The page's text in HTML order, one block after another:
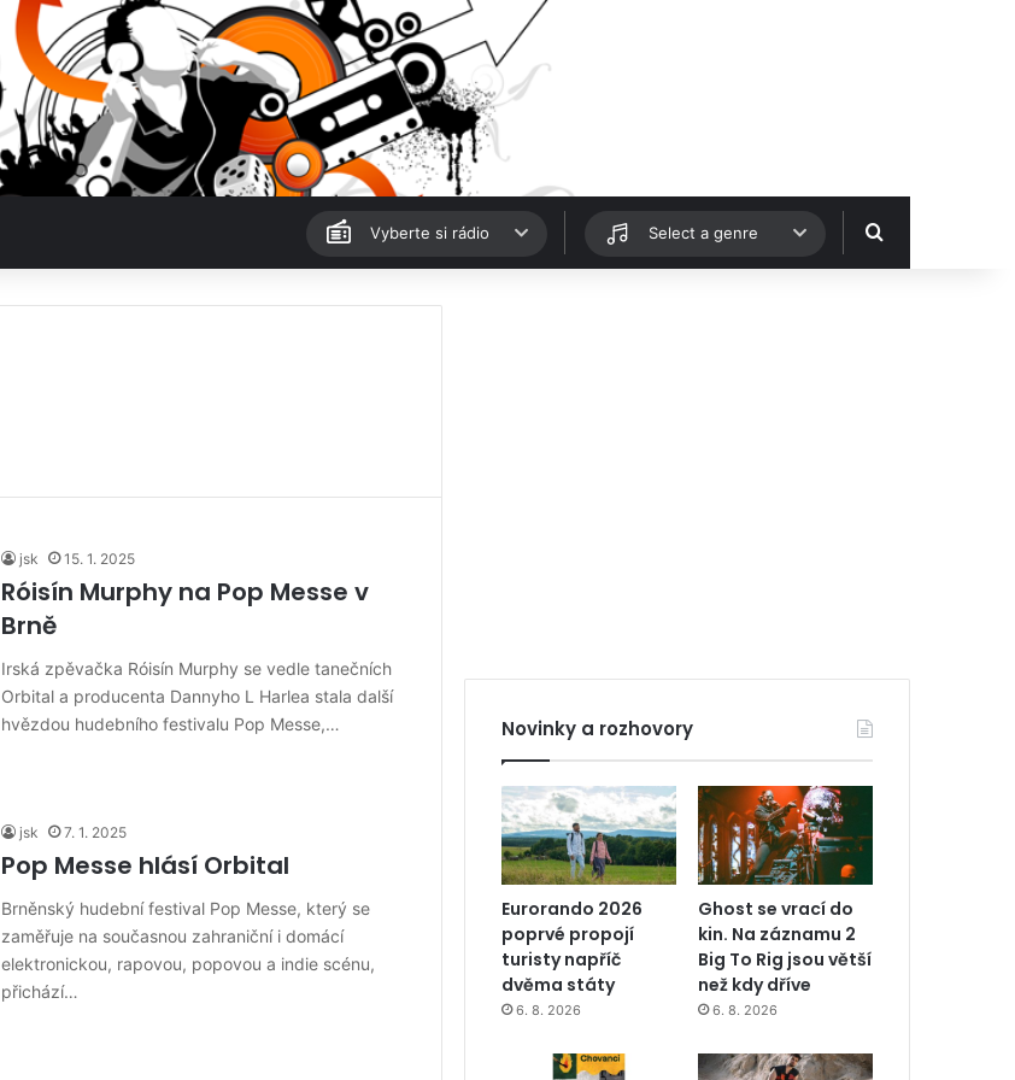
Vyberte si rádio Select a genre Hledat
jsk 15. 1. 2025
Róisín Murphy na Pop Messe v
Brně
Irská zpěvačka Róisín Murphy se vedle tanečních
Orbital a producenta Dannyho L Harlea stala další
hvězdou hudebního festivalu Pop Messe,…
jsk 7. 1. 2025
Pop Messe hlásí Orbital
Brněnský hudební festival Pop Messe, který se
zaměřuje na současnou zahraniční i domácí
elektronickou, rapovou, popovou a indie scénu,
přichází…
Novinky a rozhovory
Eurorando 2026
poprvé propojí
turisty napříč
dvěma státy
6. 8. 2026
Ghost se vrací do
kin. Na záznamu 2
Big To Rig jsou větší
než kdy dříve
6. 8. 2026